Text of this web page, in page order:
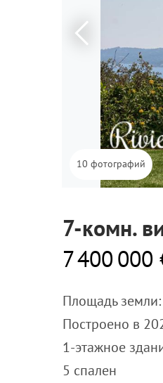
10 фотографий
7-комн.
7 400 000
Площадь
Построено в
1-этажное
5 спален